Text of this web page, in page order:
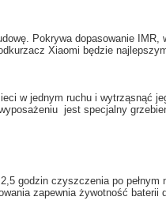
. Pokrywa dopasowanie IMR,
Xiaomi będzie
w jednym ruchu i wytrząsnąć
jest specjalny
godzin czyszczenia po pełnym
zapewnia żywotność baterii